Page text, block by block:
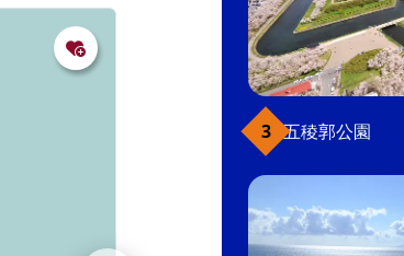
函館駅前・大門
五稜郭公園